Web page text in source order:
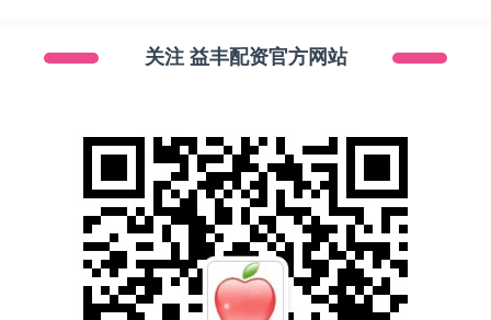
关注 益丰配资官方网站